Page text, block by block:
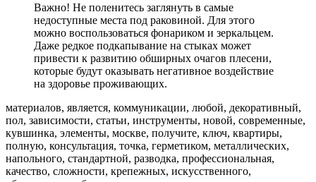
Важно! Не поленитесь заглянуть в самые
недоступные места под раковиной. Для этого
можно воспользоваться фонариком и зеркальцем.
Даже редкое подкапывание на стыках может
привести к развитию обширных очагов плесени,
которые будут оказывать негативное воздействие
на здоровье проживающих.
материалов, является, коммуникации, любой, декоративный,
пол, зависимости, статьи, инструменты, новой, современные,
кувшинка, элементы, москве, получите, ключ, квартиры,
полную, консультация, точка, герметиком, металлических,
напольного, стандартной, разводка, профессиональная,
качество, сложности, крепежных, искусственного,